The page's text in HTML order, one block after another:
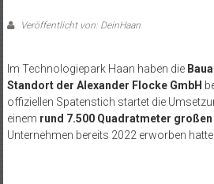
Veröffentlicht von: DeinHaan
Im Technologiepark Haan haben die
Standort der Alexander Flocke GmbH
offiziellen Spatenstich startet die
einem rund 7.500 Quadratmeter
Unternehmen bereits 2022 erworben hatte.